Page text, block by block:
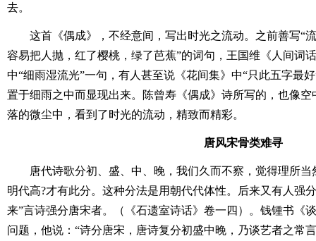
去。
这首《偶成》，不经意间，写出时光之流动。之前善写“
容易把人抛，红了樱桃，绿了芭蕉”的词句，王国维《人间词
中“细雨湿流光”一句，有人甚至说《花间集》中“只此五字最
置于细雨之中而显现出来。陈曾寿《偶成》诗所写的，也像
落的微尘中，看到了时光的流动，精致而精彩。
唐风宋骨类难寻
唐代诗歌分初、盛、中、晚，我们久而不察，觉得理所
明代高?才有此分。这种分法是用朝代代体性。后来又有人强
来”言诗强分唐宋者。（《石遗室诗话》卷一四）。钱锺书《
问题，他说：“诗分唐宋，唐诗复分初盛中晚，乃谈艺者之常